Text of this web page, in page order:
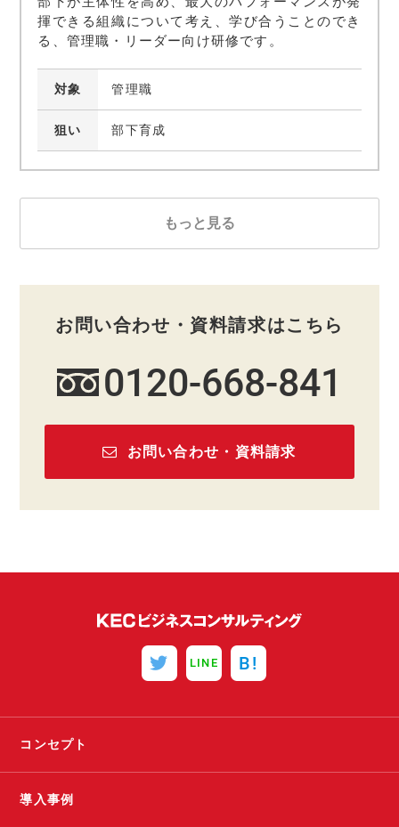
揮できる組織について考え、学び合うことのでき
る、管理職・リーダー向け研修です。
対象 管理職
狙い 部下育成
もっと見る
お問い合わせ・資料請求はこちら
0120-668-841
お問い合わせ・資料請求
LINE B!
コンセプト
導入事例